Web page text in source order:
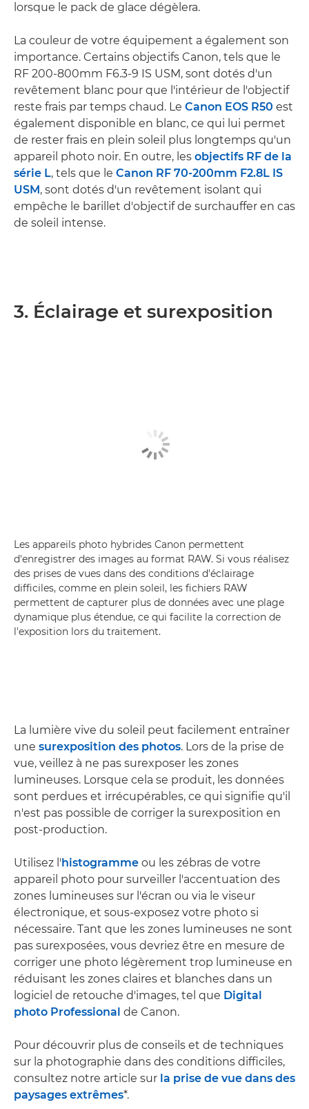
lorsque le pack de glace dégèlera.
La couleur de votre équipement a également son
importance. Certains objectifs Canon, tels que le
RF 200-800mm F6.3-9 IS USM, sont dotés d'un
revêtement blanc pour que l'intérieur de l'objectif
reste frais par temps chaud. Le Canon EOS R50 est
également disponible en blanc, ce qui lui permet
de rester frais en plein soleil plus longtemps qu'un
appareil photo noir. En outre, les objectifs RF de la
série L, tels que le Canon RF 70-200mm F2.8L IS
USM, sont dotés d'un revêtement isolant qui
empêche le barillet d'objectif de surchauffer en cas
de soleil intense.
3. Éclairage et surexposition
Les appareils photo hybrides Canon permettent
d'enregistrer des images au format RAW. Si vous réalisez
des prises de vues dans des conditions d'éclairage
difficiles, comme en plein soleil, les fichiers RAW
permettent de capturer plus de données avec une plage
dynamique plus étendue, ce qui facilite la correction de
l'exposition lors du traitement.
La lumière vive du soleil peut facilement entraîner
une surexposition des photos. Lors de la prise de
vue, veillez à ne pas surexposer les zones
lumineuses. Lorsque cela se produit, les données
sont perdues et irrécupérables, ce qui signifie qu'il
n'est pas possible de corriger la surexposition en
post-production.
Utilisez l'histogramme ou les zébras de votre
appareil photo pour surveiller l'accentuation des
zones lumineuses sur l'écran ou via le viseur
électronique, et sous-exposez votre photo si
nécessaire. Tant que les zones lumineuses ne sont
pas surexposées, vous devriez être en mesure de
corriger une photo légèrement trop lumineuse en
réduisant les zones claires et blanches dans un
logiciel de retouche d'images, tel que Digital
photo Professional de Canon.
Pour découvrir plus de conseils et de techniques
sur la photographie dans des conditions difficiles,
consultez notre article sur la prise de vue dans des
paysages extrêmes*.